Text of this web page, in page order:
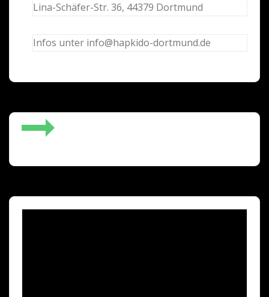
Lina-Schäfer-Str. 36, 44379 Dortmund
Infos unter info@hapkido-dortmund.de